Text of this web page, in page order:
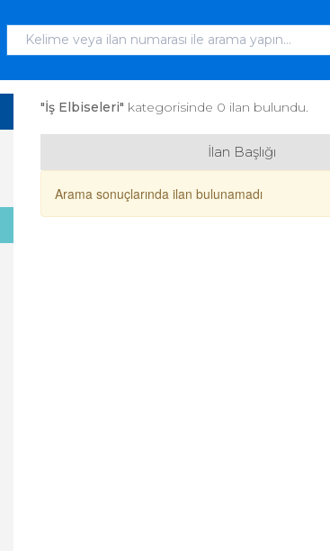
"İş Elbiseleri" kategorisinde 0 ilan bulundu.
İlan Başlığı
Arama sonuçlarında ilan bulunamadı